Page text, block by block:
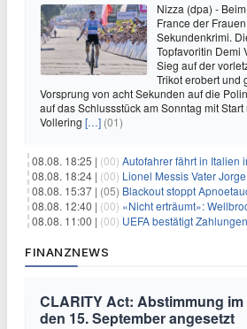
Nizza (dpa) -
France der
Sekundenkrimi.
Topfavoritin Demi
Sieg auf der
Trikot erobert und
Vorsprung von acht Sekunden auf die
auf das Schlussstück am Sonntag mit
Vollering […] (01)
08.08. 18:25 | (00) Autofahrer fährt in Italien
08.08. 18:24 | (00) Lionel Messis Vater Jorge im
08.08. 15:37 | (05) Blackout stoppt
08.08. 12:40 | (00) «Nicht erträumt»: Wellbrock
08.08. 11:00 | (00) UEFA bestätigt Zahlungen an
FINANZNEWS
CLARITY Act: Abstimmung
den 15. September angesetzt